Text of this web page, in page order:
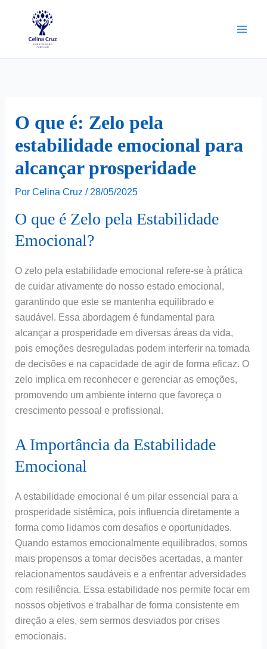
O que é: Zelo pela
estabilidade emocional para
alcançar prosperidade
Por Celina Cruz / 28/05/2025
O que é Zelo pela Estabilidade
Emocional?
O zelo pela estabilidade emocional refere-se à prática
de cuidar ativamente do nosso estado emocional,
garantindo que este se mantenha equilibrado e
saudável. Essa abordagem é fundamental para
alcançar a prosperidade em diversas áreas da vida,
pois emoções desreguladas podem interferir na tomada
de decisões e na capacidade de agir de forma eficaz. O
zelo implica em reconhecer e gerenciar as emoções,
promovendo um ambiente interno que favoreça o
crescimento pessoal e profissional.
A Importância da Estabilidade
Emocional
A estabilidade emocional é um pilar essencial para a
prosperidade sistêmica, pois influencia diretamente a
forma como lidamos com desafios e oportunidades.
Quando estamos emocionalmente equilibrados, somos
mais propensos a tomar decisões acertadas, a manter
relacionamentos saudáveis e a enfrentar adversidades
com resiliência. Essa estabilidade nos permite focar em
nossos objetivos e trabalhar de forma consistente em
direção a eles, sem sermos desviados por crises
emocionais.